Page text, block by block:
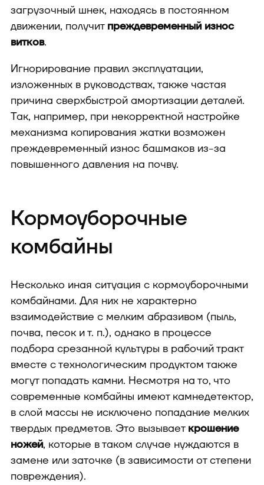
загрузочный шнек, находясь в постоянном
движении, получит преждевременный износ
витков.
Игнорирование правил эксплуатации,
изложенных в руководствах, также частая
причина сверхбыстрой амортизации деталей.
Так, например, при некорректной настройке
механизма копирования жатки возможен
преждевременный износ башмаков из-за
повышенного давления на почву.
Кормоуборочные
комбайны
Несколько иная ситуация с кормоуборочными
комбайнами. Для них не характерно
взаимодействие с мелким абразивом (пыль,
почва, песок и т. п.), однако в процессе
подбора срезанной культуры в рабочий тракт
вместе с технологическим продуктом также
могут попадать камни. Несмотря на то, что
современные комбайны имеют камнедетектор,
в слой массы не исключено попадание мелких
твердых предметов. Это вызывает крошение
ножей, которые в таком случае нуждаются в
замене или заточке (в зависимости от степени
повреждения).